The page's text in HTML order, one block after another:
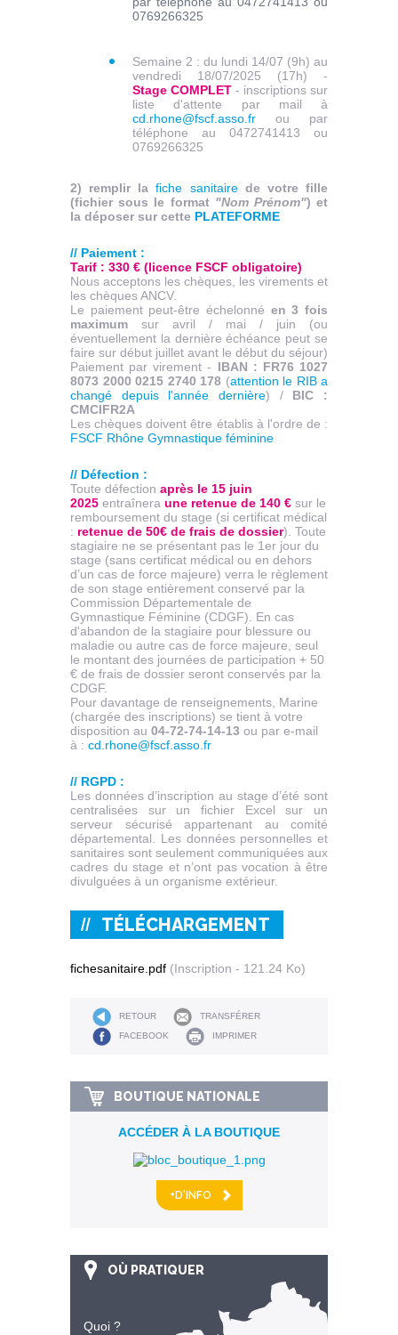
0769266325
Semaine 2 : du lundi 14/07 (9h) au
vendredi 18/07/2025 (17h) -
Stage COMPLET - inscriptions sur
liste d'attente par mail à
cd.rhone@fscf.asso.fr ou par
téléphone au 0472741413 ou
0769266325
2) remplir lafiche sanitaire de votre fille
(fichier sous le format"Nom Prénom") et
la déposer sur cette PLATEFORME
// Paiement :
Tarif : 330 € (licence FSCF obligatoire)
Nous acceptons les chèques, les virements et
les chèques ANCV.
Le paiement peut-être échelonné en 3 fois
maximum sur avril / mai / juin (ou
éventuellement la dernière échéance peut se
faire sur début juillet avant le début du séjour)
Paiement par virement - IBAN : FR76 1027
8073 2000 0215 2740 178 (attention le RIB a
changé depuis l'année dernière) / BIC :
CMCIFR2A
Les chèques doivent être établis à l'ordre de :
FSCF Rhône Gymnastique féminine
// Défection :
Toute défection après le 15 juin
2025 entraînera une retenue de 140 € sur le
remboursement du stage (si certificat médical
: retenue de 50€ de frais de dossier). Toute
stagiaire ne se présentant pas le 1er jour du
stage (sans certificat médical ou en dehors
d’un cas de force majeure) verra le règlement
de son stage entièrement conservé par la
Commission Départementale de
Gymnastique Féminine (CDGF). En cas
d'abandon de la stagiaire pour blessure ou
maladie ou autre cas de force majeure, seul
le montant des journées de participation + 50
€ de frais de dossier seront conservés par la
CDGF.
Pour davantage de renseignements, Marine
(chargée des inscriptions) se tient à votre
disposition au 04-72-74-14-13 ou par e-mail
à : cd.rhone@fscf.asso.fr
// RGPD :
Les données d’inscription au stage d’été sont
centralisées sur un fichier Excel sur un
serveur sécurisé appartenant au comité
départemental. Les données personnelles et
sanitaires sont seulement communiquées aux
cadres du stage et n’ont pas vocation à être
divulguées à un organisme extérieur.
TÉLÉCHARGEMENT
fichesanitaire.pdf (Inscription - 121.24 Ko)
RETOUR
TRANSFÉRER
FACEBOOK
IMPRIMER
BOUTIQUE NATIONALE
ACCÉDER À LA BOUTIQUE
+D'INFO
OÙ PRATIQUER
Quoi ?